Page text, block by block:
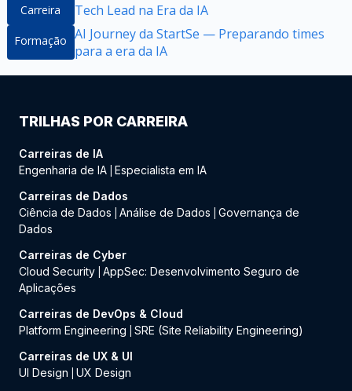
Carreira Tech Lead na Era da IA
Formação AI Journey da StartSe — Preparando times
para a era da IA
TRILHAS POR CARREIRA
Carreiras de IA
Engenharia de IA Especialista em IA
Carreiras de Dados
Ciência de Dados
Análise de Dados
Governança de
Dados
Carreiras de Cyber
Cloud Security AppSec: Desenvolvimento Seguro de
Aplicações
Carreiras de DevOps & Cloud
Platform Engineering
SRE (Site Reliability Engineering)
Carreiras de UX & UI
UI Design
UX Design